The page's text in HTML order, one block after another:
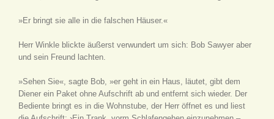
»Er bringt sie alle in die falschen Häuser.«
Herr Winkle blickte äußerst verwundert um sich: Bob Sawyer aber
und sein Freund lachten.
»Sehen Sie«, sagte Bob, »er geht in ein Haus, läutet, gibt dem
Diener ein Paket ohne Aufschrift ab und entfernt sich wieder. Der
Bediente bringt es in die Wohnstube, der Herr öffnet es und liest